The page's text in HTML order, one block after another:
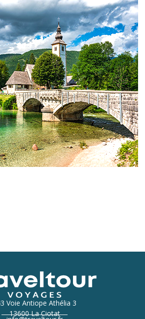
Voie Antiope Athélia 3
13600 La Ciotat